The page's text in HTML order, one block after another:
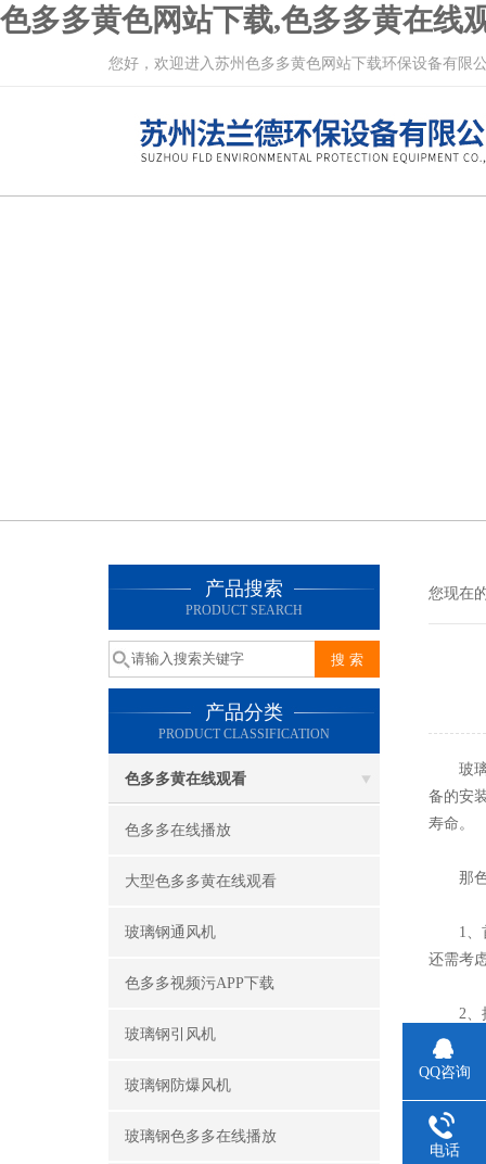
色多多黄色网站下载,色多多黄在线
您好，欢迎进入苏州色多多黄色网站下载环保设备有限公司
产品搜索
PRODUCT SEARCH
产品分类
PRODUCT CLASSIFICATION
色多多黄在线观看
色多多在线播放
大型色多多黄在线观看
玻璃钢通风机
色多多视频污APP下载
玻璃钢引风机
玻璃钢防爆风机
玻璃钢色多多在线播放
您现在的
玻
备的安
寿命。
那色
1
还需考虑
2、
环或排
以确保长
3、
件。
QQ咨询
电话